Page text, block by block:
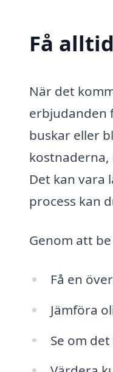
Få
När det
erbjudanden
buskar eller
Det kan vara
process kan
Genom att
Få en
Jämföra
Se om